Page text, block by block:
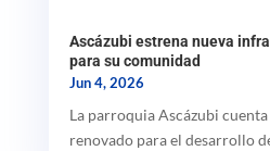
Ascázubi estrena nueva
para su comunidad
Jun 4, 2026
La parroquia Ascázubi
renovado para el desarrollo